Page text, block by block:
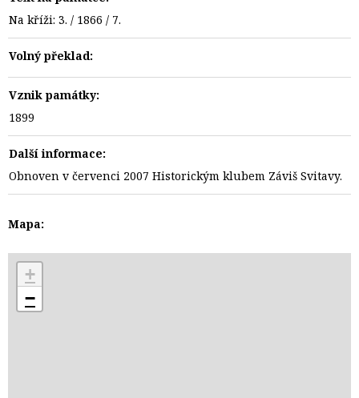
Na kříži: 3. / 1866 / 7.
Volný překlad:
Vznik památky:
1899
Další informace:
Obnoven v červenci 2007 Historickým klubem Záviš Svitavy.
Mapa:
+
−